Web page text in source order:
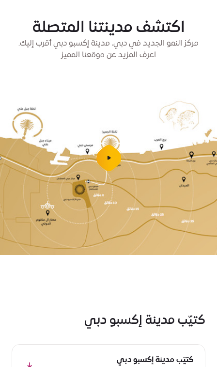
اكتشف مدينتنا المتصلة
مركز النمو الجديد في دبي، مدينة إكسبو دبي أقرب إليك.
اعرف المزيد عن موقعنا المميز
شغل
الفيديو
كتيّب مدينة إكسبو دبي
تحميل
PDF:
كتيّب مدينة إكسبو دبي